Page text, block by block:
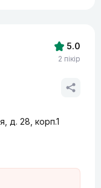
д. 28, корп.1
5.0
2 пікір